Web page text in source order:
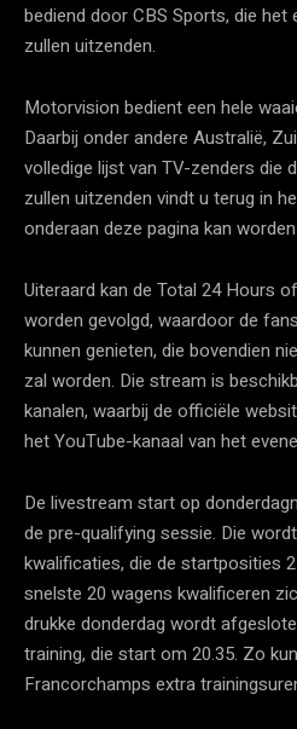
bediend door CBS Sports, die het
zullen uitzenden.
Motorvision bedient een hele
Daarbij onder andere Australië,
volledige lijst van TV-zenders die
zullen uitzenden vindt u terug in
onderaan deze pagina kan
Uiteraard kan de Total 24 Hours
worden gevolgd, waardoor de
kunnen genieten, die bovendien
zal worden. Die stream is
kanalen, waarbij de officiële
het YouTube-kanaal van het
De livestream start op
de pre-qualifying sessie. Die
kwalificaties, die de startposities
snelste 20 wagens kwalificeren
drukke donderdag wordt
training, die start om 20.35. Zo
Francorchamps extra